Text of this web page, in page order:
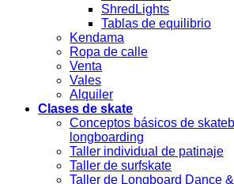
ShredLights
Tablas de equilibrio
Kendama
Ropa de calle
Venta
Vales
Alquiler
Clases de skate
Conceptos básicos de
longboarding
Taller individual de patinaje
Taller de surfskate
Taller de Longboard Dance